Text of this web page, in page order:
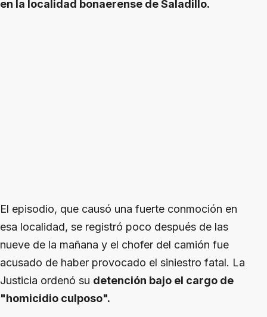
en la localidad bonaerense de Saladillo.
El episodio, que causó una fuerte conmoción en
esa localidad, se registró poco después de las
nueve de la mañana y el chofer del camión fue
acusado de haber provocado el siniestro fatal. La
Justicia ordenó su detención bajo el cargo de
"homicidio culposo".